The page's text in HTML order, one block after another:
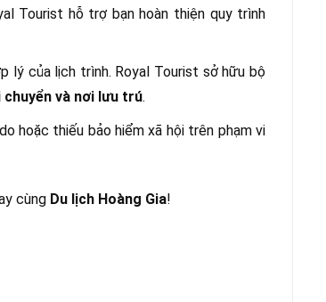
Tourist hỗ trợ bạn hoàn thiện quy trình
lý của lịch trình. Royal Tourist sở hữu bộ
và nơi lưu trú.
hoặc thiếu bảo hiểm xã hội trên phạm vi
cùng Du lịch Hoàng Gia!